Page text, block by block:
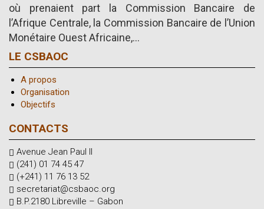
où prenaient part la Commission Bancaire de
l’Afrique Centrale, la Commission Bancaire de l’Union
Monétaire Ouest Africaine,...
LE CSBAOC
A propos
Organisation
Objectifs
CONTACTS
Avenue Jean Paul II
(241) 01 74 45 47
(+241) 11 76 13 52
secretariat@csbaoc.org
B.P.2180 Libreville – Gabon